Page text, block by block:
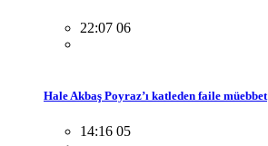
22:07 06
Hale Akbaş Poyraz’ı katleden faile müebbet
14:16 05